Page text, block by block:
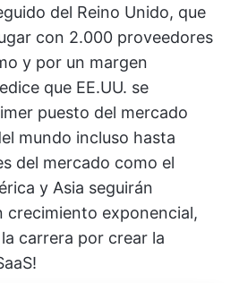
del Reino Unido, que
con 2.000 proveedores
y por un margen
que EE.UU. se
puesto del mercado
mundo incluso hasta
del mercado como el
y Asia seguirán
crecimiento exponencial,
carrera por crear la